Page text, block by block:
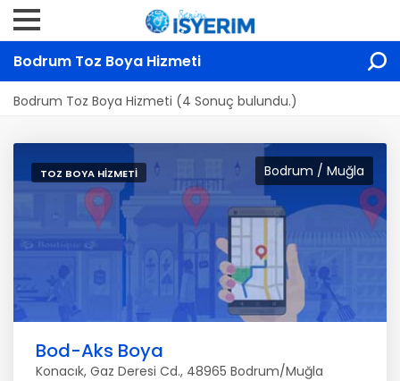
Bodrum Toz Boya Hizmeti
Bodrum Toz Boya Hizmeti (4 Sonuç bulundu.)
Bodrum / Muğla
TOZ BOYA HIZMETI
Bod-Aks Boya
Konacık, Gaz Deresi Cd., 48965 Bodrum/Muğla